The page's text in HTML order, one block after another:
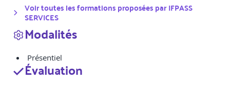
Voir toutes les formations proposées parIFPASS
SERVICES
Modalités
Présentiel
Évaluation